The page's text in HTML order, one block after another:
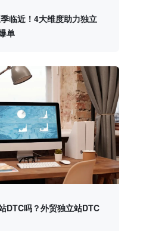
临近！4大维度助力独立
单
DTC吗？外贸独立站DTC